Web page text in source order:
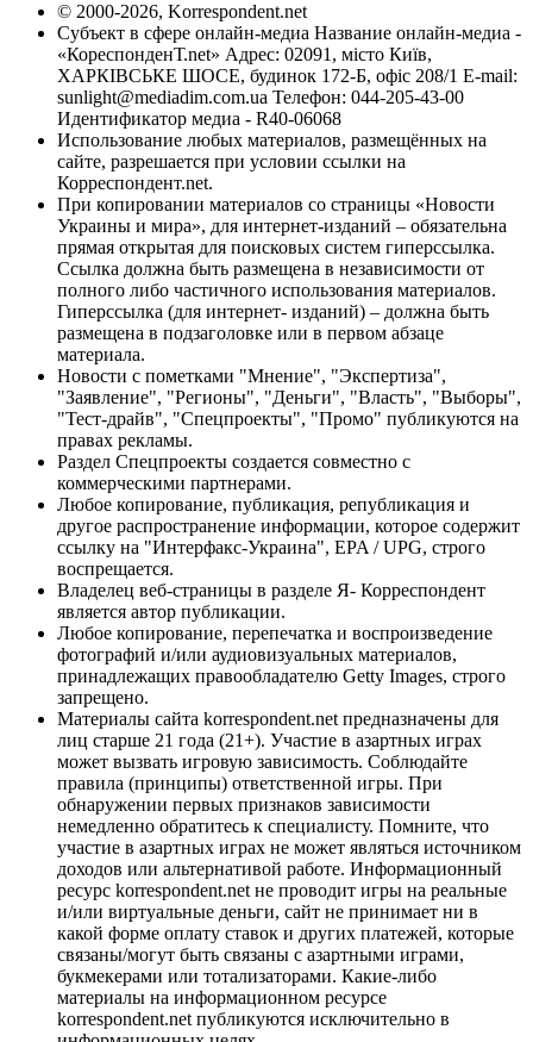
© 2000-2026, Korrespondent.net
Субъект в сфере онлайн-медиа Название онлайн-медиа -
«КореспонденТ.net» Адрес: 02091, місто Київ,
ХАРКІВСЬКЕ ШОСЕ, будинок 172-Б, офіс 208/1 E-mail:
sunlight@mediadim.com.ua Телефон: 044-205-43-00
Идентификатор медиа - R40-06068
Использование любых материалов, размещённых на
сайте, разрешается при условии ссылки на
Корреспондент.net.
При копировании материалов со страницы «Новости
Украины и мира», для интернет-изданий – обязательна
прямая открытая для поисковых систем гиперссылка.
Ссылка должна быть размещена в независимости от
полного либо частичного использования материалов.
Гиперссылка (для интернет- изданий) – должна быть
размещена в подзаголовке или в первом абзаце
материала.
Новости с пометками "Мнение", "Экспертиза",
"Заявление", "Регионы", "Деньги", "Власть", "Выборы",
"Тест-драйв", "Спецпроекты", "Промо" публикуются на
правах рекламы.
Раздел Спецпроекты создается совместно с
коммерческими партнерами.
Любое копирование, публикация, републикация и
другое распространение информации, которое содержит
ссылку на "Интерфакс-Украина", EPA / UPG, строго
воспрещается.
Владелец веб-страницы в разделе Я- Корреспондент
является автор публикации.
Любое копирование, перепечатка и воспроизведение
фотографий и/или аудиовизуальных материалов,
принадлежащих правообладателю Getty Images, строго
запрещено.
Материалы сайта korrespondent.net предназначены для
лиц старше 21 года (21+). Участие в азартных играх
может вызвать игровую зависимость. Соблюдайте
правила (принципы) ответственной игры. При
обнаружении первых признаков зависимости
немедленно обратитесь к специалисту. Помните, что
участие в азартных играх не может являться источником
доходов или альтернативой работе. Информационный
ресурс korrespondent.net не проводит игры на реальные
и/или виртуальные деньги, сайт не принимает ни в
какой форме оплату ставок и других платежей, которые
связаны/могут быть связаны с азартными играми,
букмекерами или тотализаторами. Какие-либо
материалы на информационном ресурсе
korrespondent.net публикуются исключительно в